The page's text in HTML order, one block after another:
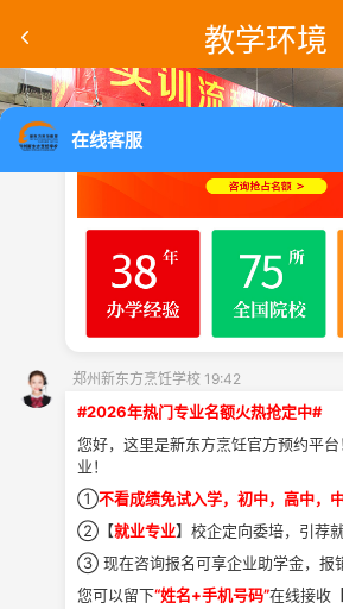
 教学环境
返回
首页
课程
专业
校园
资讯
招生热线：0371-6783
在线客服
郑州新东方烹饪学校 19:42
郑州新东方烹饪学校 19:42
#2026年热门专业名额火热抢定中#
您好，这里是新东方烹饪官方预约平
业！
①不看成绩免试入学，初中，高中，
②【就业专业】校企定向委培，引荐就
③ 现在咨询报名可享企业助学金，报
您可以留下“姓名+手机号码”在线接收